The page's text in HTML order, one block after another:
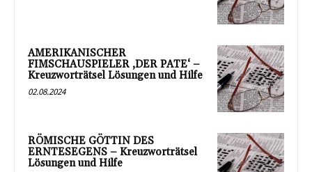
AMERIKANISCHER
FIMSCHAUSPIELER ‚DER PATE‘ –
Kreuzworträtsel Lösungen und Hilfe
02.08.2024
RÖMISCHE GÖTTIN DES
ERNTESEGENS – Kreuzworträtsel
Lösungen und Hilfe